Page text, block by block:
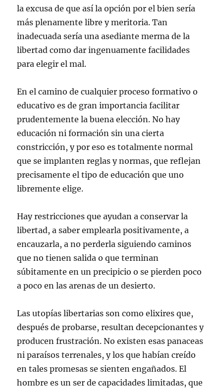
la excusa de que así la opción por el bien sería
más plenamente libre y meritoria. Tan
inadecuada sería una asediante merma de la
libertad como dar ingenuamente facilidades
para elegir el mal.
En el camino de cualquier proceso formativo o
educativo es de gran importancia facilitar
prudentemente la buena elección. No hay
educación ni formación sin una cierta
constricción, y por eso es totalmente normal
que se implanten reglas y normas, que reflejan
precisamente el tipo de educación que uno
libremente elige.
Hay restricciones que ayudan a conservar la
libertad, a saber emplearla positivamente, a
encauzarla, a no perderla siguiendo caminos
que no tienen salida o que terminan
súbitamente en un precipicio o se pierden poco
a poco en las arenas de un desierto.
Las utopías libertarias son como elixires que,
después de probarse, resultan decepcionantes y
producen frustración. No existen esas panaceas
ni paraísos terrenales, y los que habían creído
en tales promesas se sienten engañados. El
hombre es un ser de capacidades limitadas, que